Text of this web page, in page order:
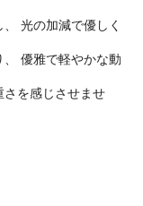
光の加減で優しく
優雅で軽やかな動
さを感じさせませ